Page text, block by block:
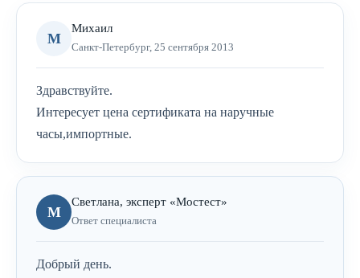
М
Михаил
Санкт-Петербург, 25 сентября 2013
Здравствуйте.
Интересует цена сертификата на наручные
часы,импортные.
М
Светлана, эксперт «Мостест»
Ответ специалиста
Добрый день.